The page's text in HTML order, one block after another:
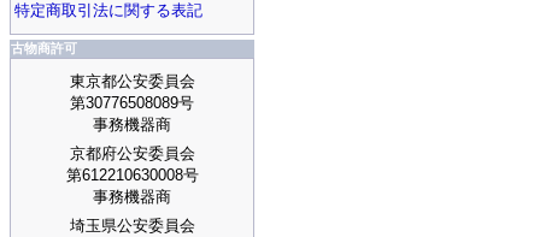
特定商取引法に関する表記
古物商許可
東京都公安委員会
第30776508089号
事務機器商
京都府公安委員会
第612210630008号
事務機器商
埼玉県公安委員会